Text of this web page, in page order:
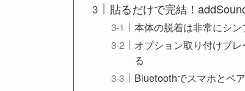
貼るだけで完結！
本体の脱着は非常にシン
オプション取り付けプ
る
Bluetoothでスマホとペ